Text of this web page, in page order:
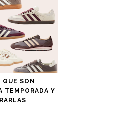
QUE SON
TEMPORADA Y